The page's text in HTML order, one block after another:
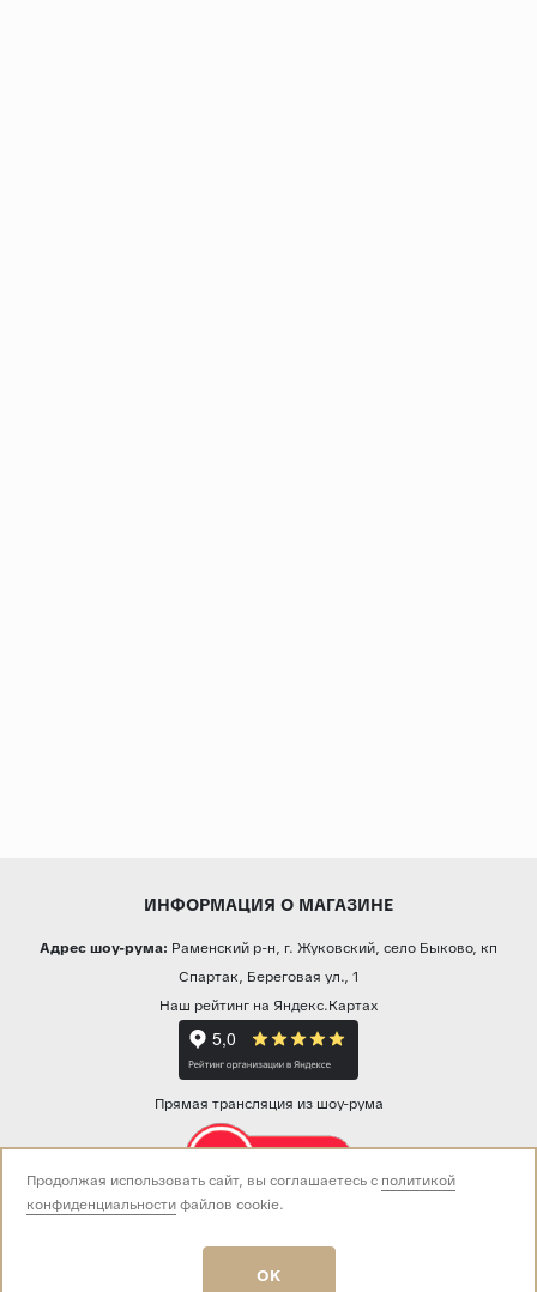
ИНФОРМАЦИЯ О МАГАЗИНЕ
Адрес шоу-рума: Раменский р-н, г. Жуковский, село Быково, кп
Спартак, Береговая ул., 1
Наш рейтинг на Яндекс.Картах
Прямая трансляция из шоу-рума
Звоните нам:
пн-вс 10:00 - 19:00
Продолжая использовать сайт, вы соглашаетесь с политикой
конфиденциальностифайлов cookie.
OK